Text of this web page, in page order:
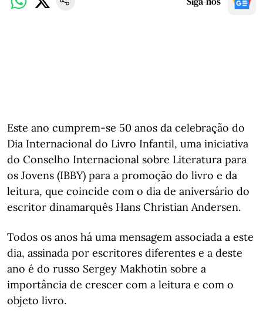
Este ano cumprem-se 50 anos da celebração do
Dia Internacional do Livro Infantil, uma iniciativa
do Conselho Internacional sobre Literatura para
os Jovens (IBBY) para a promoção do livro e da
leitura, que coincide com o dia de aniversário do
escritor dinamarquês Hans Christian Andersen.
Todos os anos há uma mensagem associada a este
dia, assinada por escritores diferentes e a deste
ano é do russo Sergey Makhotin sobre a
importância de crescer com a leitura e com o
objeto livro.